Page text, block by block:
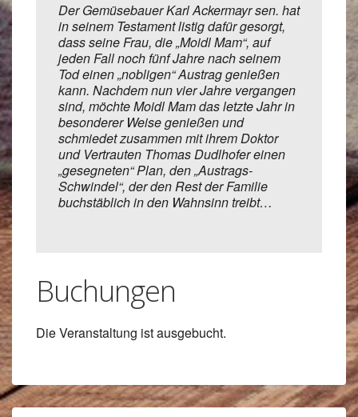
Der Gemüsebauer Karl Ackermayr sen. hat
in seinem Testament listig dafür gesorgt,
dass seine Frau, die „Moidl Mam“, auf
jeden Fall noch fünf Jahre nach seinem
Tod einen „nobligen“ Austrag genießen
kann. Nachdem nun vier Jahre vergangen
sind, möchte Moidl Mam das letzte Jahr in
besonderer Weise genießen und
schmiedet zusammen mit ihrem Doktor
und Vertrauten Thomas Dudlhofer einen
„gesegneten“ Plan, den „Austrags-
Schwindel“, der den Rest der Familie
buchstäblich in den Wahnsinn treibt…
Buchungen
Die Veranstaltung ist ausgebucht.